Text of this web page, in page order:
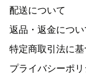
配送について
返品・返金につい
特定商取引法に
プライバシーポリ